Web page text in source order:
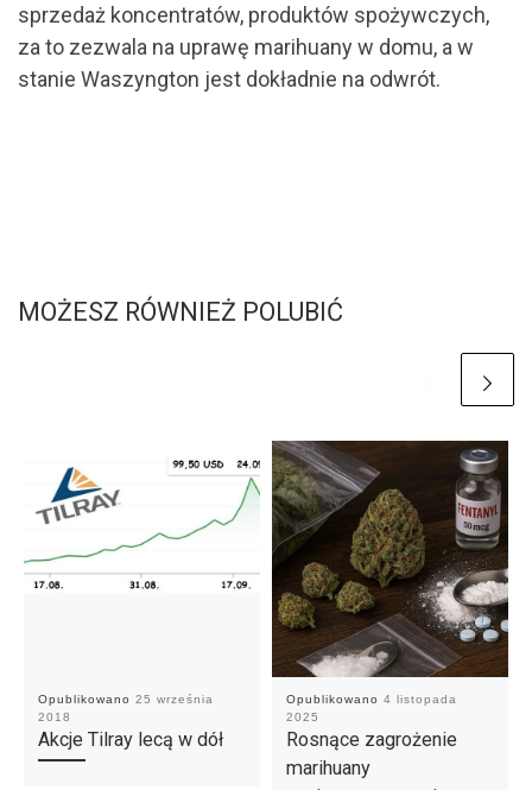
sprzedaż koncentratów, produktów spożywczych,
za to zezwala na uprawę marihuany w domu, a w
stanie Waszyngton jest dokładnie na odwrót.
MOŻESZ RÓWNIEŻ POLUBIĆ
Opublikowano 25 września
2018
Akcje Tilray lecą w dół
Opublikowano 4 listopada
2025
Rosnące zagrożenie
marihuany